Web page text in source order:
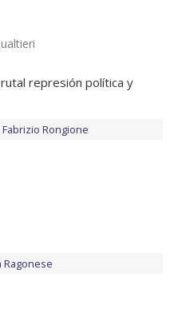
represión política y
Fabrizio Rongione
Ragonese